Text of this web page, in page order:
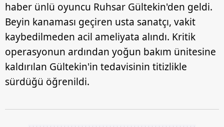
haber ünlü oyuncu Ruhsar Gültekin'den geldi.
Beyin kanaması geçiren usta sanatçı, vakit
kaybedilmeden acil ameliyata alındı. Kritik
operasyonun ardından yoğun bakım ünitesine
kaldırılan Gültekin'in tedavisinin titizlikle
sürdüğü öğrenildi.